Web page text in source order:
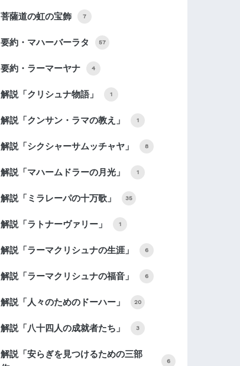
菩薩道の虹の宝飾 7
要約・マハーバーラタ 57
要約・ラーマーヤナ 4
解説「クリシュナ物語」 1
解説「クンサン・ラマの教え」 1
解説「シクシャーサムッチャヤ」 8
解説「マハームドラーの月光」 1
解説「ミラレーパの十万歌」 35
解説「ラトナーヴァリー」 1
解説「ラーマクリシュナの生涯」 6
解説「ラーマクリシュナの福音」 6
解説「人々のためのドーハー」 20
解説「八十四人の成就者たち」 3
解説「安らぎを見つけるための三部
6